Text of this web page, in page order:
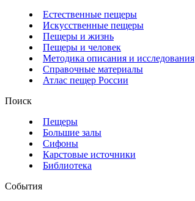
Естественные пещеры
Искусственные пещеры
Пещеры и жизнь
Пещеры и человек
Методика описания и исследования
Справочные материалы
Атлас пещер России
Поиск
Пещеры
Большие залы
Сифоны
Карстовые источники
Библиотека
События